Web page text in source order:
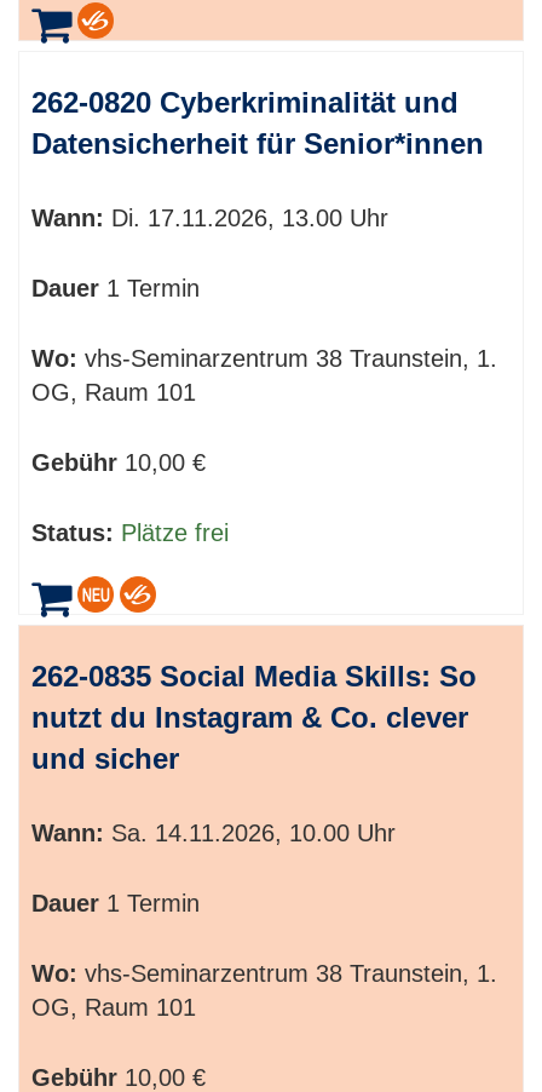
262-0820 Cyberkriminalität und
Datensicherheit für Senior*innen
Wann: Di. 17.11.2026, 13.00 Uhr
Dauer 1 Termin
Wo: vhs-Seminarzentrum 38 Traunstein, 1.
OG, Raum 101
Gebühr 10,00 €
Status: Plätze frei
262-0835 Social Media Skills: So
nutzt du Instagram & Co. clever
und sicher
Wann: Sa. 14.11.2026, 10.00 Uhr
Dauer 1 Termin
Wo: vhs-Seminarzentrum 38 Traunstein, 1.
OG, Raum 101
Gebühr 10,00 €